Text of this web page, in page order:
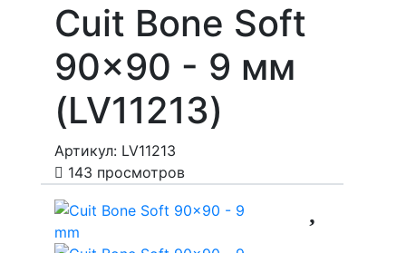
Cuit Bone Soft
90x90 - 9 мм
(LV11213)
Артикул: LV11213
143 просмотров